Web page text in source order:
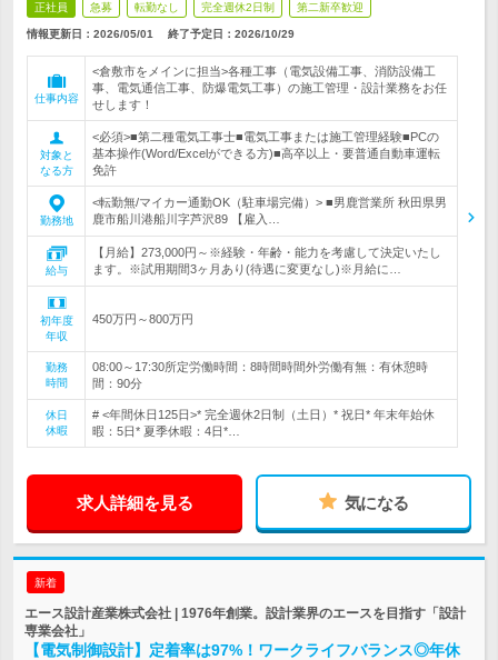
正社員 急募 転勤なし 完全週休2日制 第二新卒歓迎
情報更新日：2026/05/01 終了予定日： 2026/10/29
仕事内容
<倉敷市をメインに担当>各種工事（電気設備工事、消防設備工
事、電気通信工事、防爆電気工事）の施工管理・設計業務をお任
せします！
対象と
なる方
<必須>■第二種電気工事士■電気工事または施工管理経験■PCの
基本操作(Word/Excelができる方)■高卒以上・要普通自動車運転
免許
勤務地
<転勤無/マイカー通勤OK（駐車場完備）> ■男鹿営業所 秋田県男
鹿市船川港船川字芦沢89 【雇入…
給与
【月給】273,000円～※経験・年齢・能力を考慮して決定いたし
ます。※試用期間3ヶ月あり(待遇に変更なし)※月給に…
初年度
年収
450万円～800万円
勤務
時間
08:00～17:30所定労働時間：8時間時間外労働有無：有休憩時
間：90分
休日
休暇
# <年間休日125日>* 完全週休2日制（土日）* 祝日* 年末年始休
暇：5日* 夏季休暇：4日*…
求人詳細を見る 気になる
新着
エース設計産業株式会社 | 1976年創業。設計業界のエースを目指す「設計
専業会社」
【電気制御設計】定着率は97%！ワークライフバランス◎年休